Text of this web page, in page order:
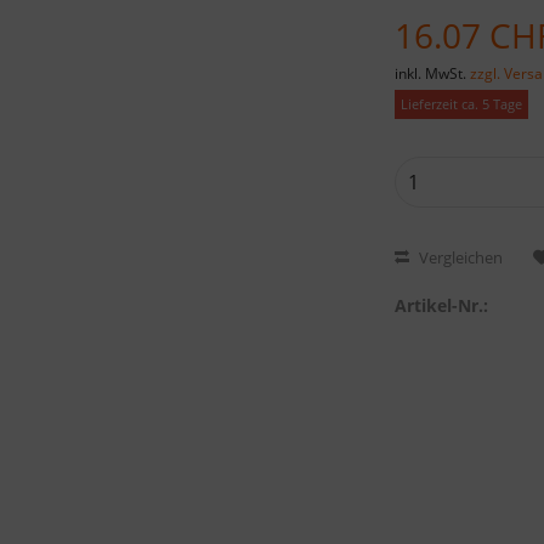
16.07
inkl. MwSt. zzgl.
Lieferzeit ca. 5 Tage
Vergleichen
Artikel-Nr.: